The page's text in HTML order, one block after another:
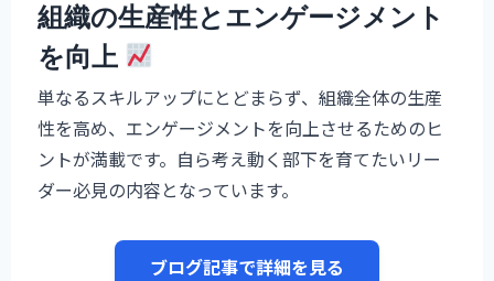
組織の生産性とエンゲージメント
を向上
単なるスキルアップにとどまらず、組織全体の生産
性を高め、エンゲージメントを向上させるためのヒ
ントが満載です。自ら考え動く部下を育てたいリー
ダー必見の内容となっています。
ブログ記事で詳細を見る